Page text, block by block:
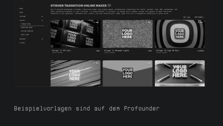
Beispielvorlagen sind auf dem Profounder